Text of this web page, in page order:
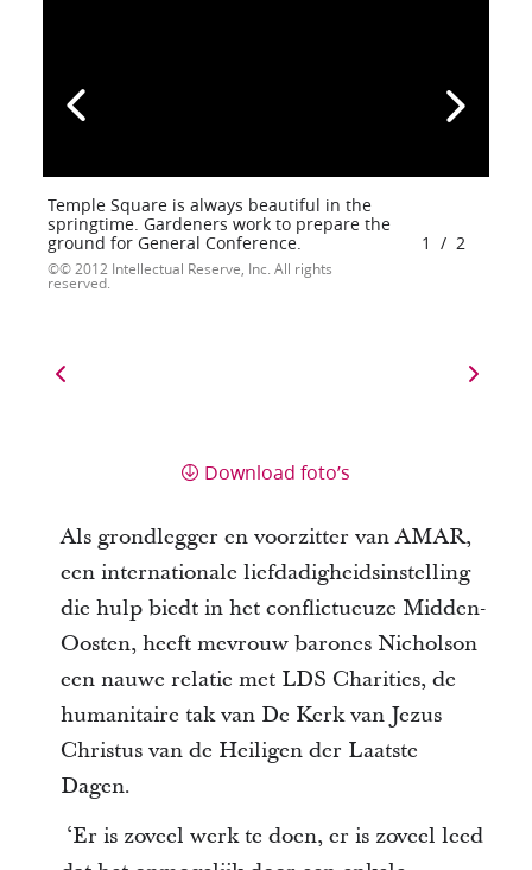
Temple Square is always beautiful in the
springtime. Gardeners work to prepare the
ground for General Conference.
© 2012 Intellectual Reserve, Inc. All rights
reserved.
1 / 2
Download foto’s
Als grondlegger en voorzitter van AMAR,
een internationale liefdadigheidsinstelling
die hulp biedt in het conflictueuze Midden-
Oosten, heeft mevrouw barones Nicholson
een nauwe relatie met LDS Charities, de
humanitaire tak van De Kerk van Jezus
Christus van de Heiligen der Laatste
Dagen.
‘Er is zoveel werk te doen, er is zoveel leed